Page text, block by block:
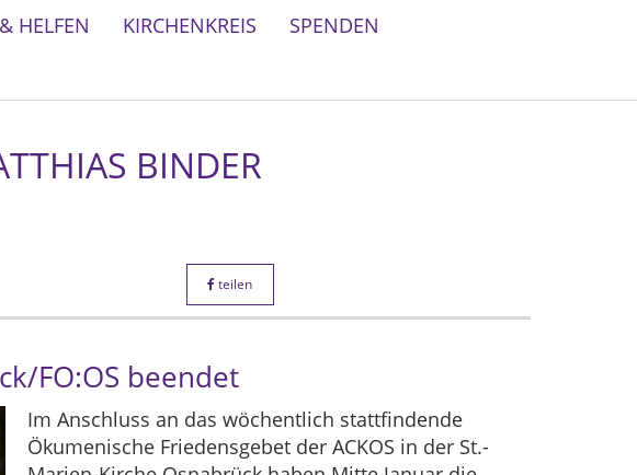
HELFEN KIRCHENKREIS
SPENDEN
BINDER
teilen
FO:OS beendet
Im Anschluss an das wöchentlich stattfindende
Ökumenische Friedensgebet der ACKOS in der St.-